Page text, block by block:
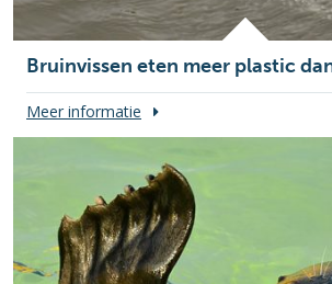
Bruinvissen eten meer plastic
Meer informatie